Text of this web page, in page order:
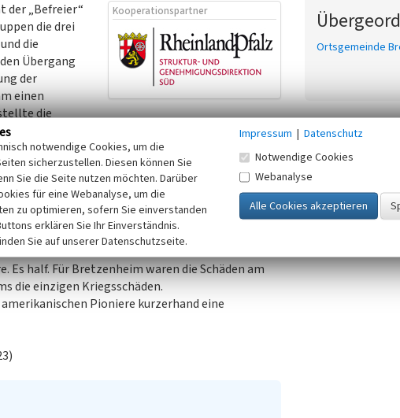
Kooperationspartner
der „Befreier“
die drei
die
Übergang
der
einen
die
Planiger Seite dar. Doch die Tragfähigkeit dieser
es, dass nur ein Sherman-Panzer die
zum Einsturz brachte. Aber ohne Zwischenfälle
über die Brücke in Bretzenheim nach
Kriegsdienst nicht mehr geeignete Männer mit
der amerikanischen Luftaufklärung nicht
half. Für Bretzenheim waren die Schäden am
die einzigen Kriegsschäden.
Pioniere kurzerhand eine
Ortsgemeinde
notwendige Cookies, um die
sicherzustellen. Diesen können Sie
Sie die Seite nutzen möchten. Darüber
für eine Webanalyse, um die
zu optimieren, sofern Sie einverstanden
erklären Sie Ihr Einverständnis.
Sie auf unserer Datenschutzseite.
Impressum | Datenschutz
Notwendige Cookies
Webanalyse